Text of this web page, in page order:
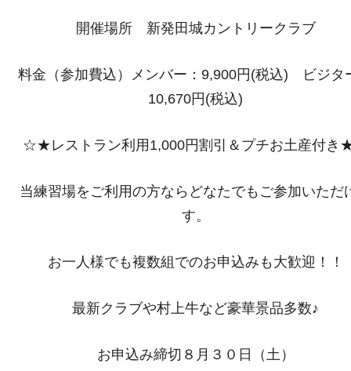
開催場所 新発田城カントリークラブ
料金（参加費込）メンバー：9,900円(税込) ビジタ
10,670円(税込)
☆★レストラン利用1,000円割引＆プチお土産付
当練習場をご利用の方ならどなたでもご参加いただ
す。
お一人様でも複数組でのお申込みも大歓迎！！
最新クラブや村上牛など豪華景品多数♪
お申込み締切８月３０日（土）